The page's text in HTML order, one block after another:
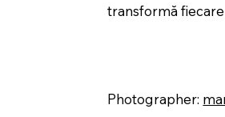
transformă
Photographer: